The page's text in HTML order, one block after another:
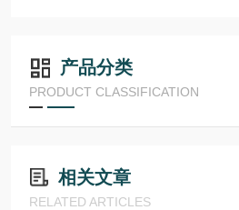
产品分类
PRODUCT CLASSIFICATION
相关文章
RELATED ARTICLES